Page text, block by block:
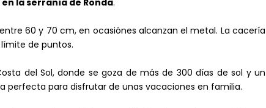
la serranía de Ronda.
60 y 70 cm, en ocasiónes alcanzan el metal. La cacería
de puntos.
del Sol, donde se goza de más de 300 días de sol y un
perfecta para disfrutar de unas vacaciones en familia.